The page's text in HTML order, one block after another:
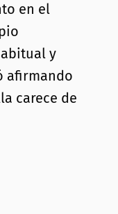
en el
y
afirmando
carece de